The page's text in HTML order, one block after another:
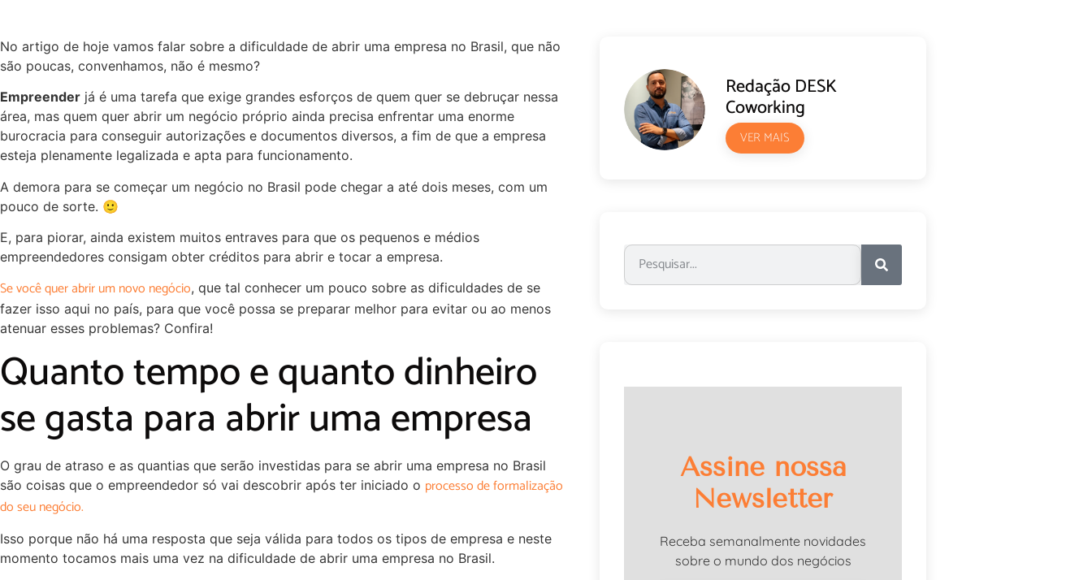
No artigo de hoje vamos falar sobre a dificuldade de abrir uma empresa no Brasil, que não
são poucas, convenhamos, não é mesmo?
Empreender já é uma tarefa que exige grandes esforços de quem quer se debruçar nessa
área, mas quem quer abrir um negócio próprio ainda precisa enfrentar uma enorme
burocracia para conseguir autorizações e documentos diversos, a fim de que a empresa
esteja plenamente legalizada e apta para funcionamento.
A demora para se começar um negócio no Brasil pode chegar a até dois meses, com um
pouco de sorte. 🙂
E, para piorar, ainda existem muitos entraves para que os pequenos e médios
empreendedores consigam obter créditos para abrir e tocar a empresa.
Se você quer abrir um novo negócio, que tal conhecer um pouco sobre as dificuldades de se
fazer isso aqui no país, para que você possa se preparar melhor para evitar ou ao menos
atenuar esses problemas? Confira!
Quanto tempo e quanto dinheiro
se gasta para abrir uma empresa
O grau de atraso e as quantias que serão investidas para se abrir uma empresa no Brasil
são coisas que o empreendedor só vai descobrir após ter iniciado o processo de formalização
do seu negócio.
Isso porque não há uma resposta que seja válida para todos os tipos de empresa e neste
momento tocamos mais uma vez na dificuldade de abrir uma empresa no Brasil.
Redação DESK
Coworking
VER MAIS
Assine nossa
Newsletter
Receba semanalmente novidades
sobre o mundo dos negócios